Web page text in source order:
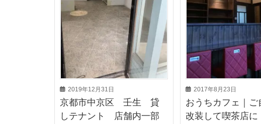
2019年12月31日
京都市中京区 壬生 貸
しテナント 店舗内一部
2017年8月23日
おうちカフェ｜ご
改装して喫茶店